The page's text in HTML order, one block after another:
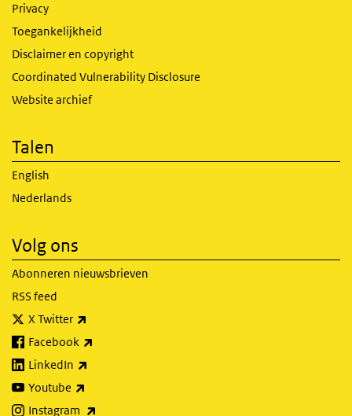
Privacy
Toegankelijkheid
Disclaimer en copyright
Coordinated Vulnerability Disclosure
Website archief
Talen
English
Nederlands
Volg ons
Abonneren nieuwsbrieven
RSS feed
X Twitter
Facebook
LinkedIn
Youtube
Instagram